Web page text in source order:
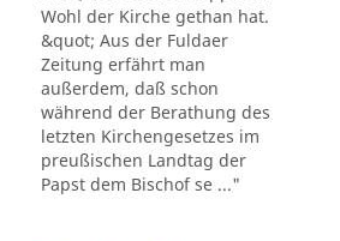
Wohl der Kirche gethan hat.
&quot; Aus der Fuldaer
Zeitung erfährt man
außerdem, daß schon
während der Berathung des
letzten Kirchengesetzes im
preußischen Landtag der
Papst dem Bischof se ..."